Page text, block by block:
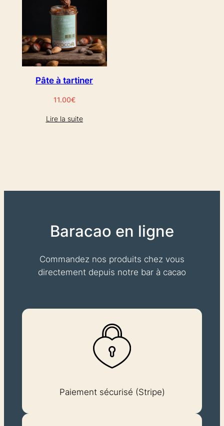
Pâte à tartiner
11.00€
Lire la suite
Baracao en ligne
Commandez nos produits chez vous
directement depuis notre bar à cacao
Paiement sécurisé (Stripe)